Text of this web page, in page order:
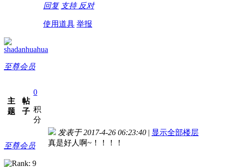
回复 支持 反对
使用道具 举报
shadanhuahua
至尊会员
主
题
帖
子
0
积
分
至尊会员
发表于 2017-4-26 06:23:40 | 显示全部楼层
真是好人啊~！！！！